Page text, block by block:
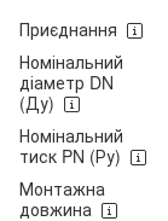
Приєднання
Номінальний
діаметр DN
(Ду)
Номінальний
тиск PN (Ру)
Монтажна
довжина